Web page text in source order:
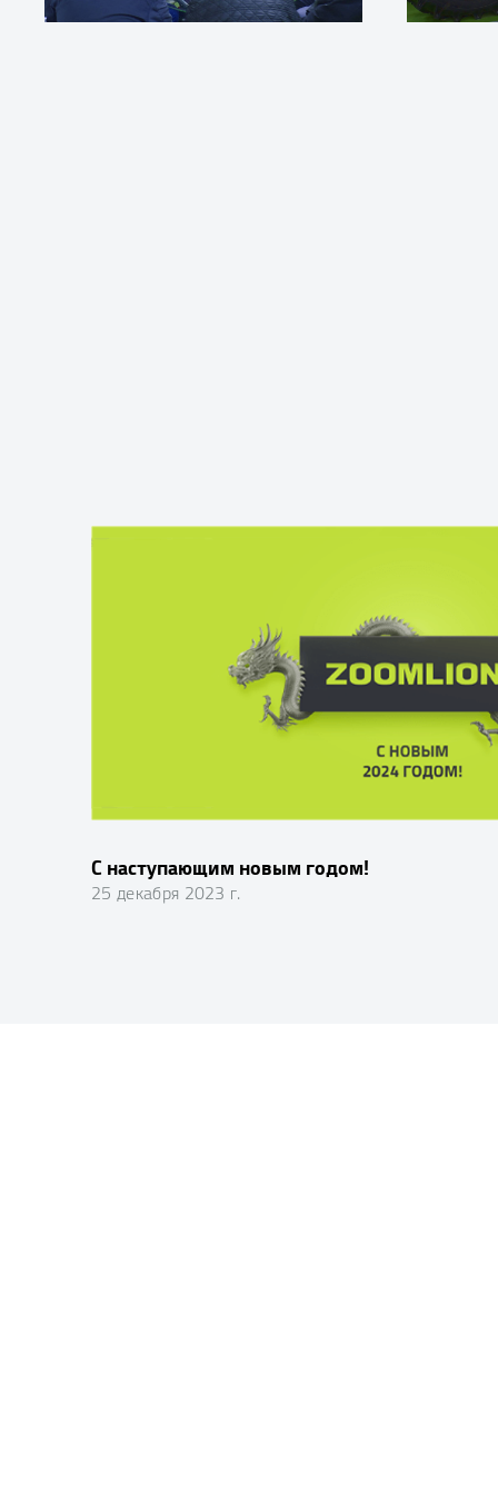
С наступающим новым годом!
25 декабря 2023 г.